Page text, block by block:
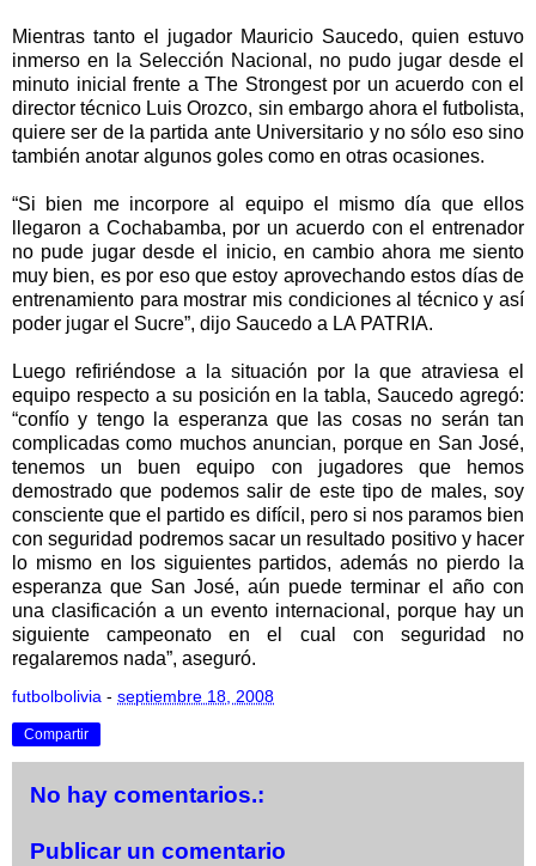
Mientras tanto el jugador Mauricio Saucedo, quien estuvo
inmerso en la Selección Nacional, no pudo jugar desde el
minuto inicial frente a The Strongest por un acuerdo con el
director técnico Luis Orozco, sin embargo ahora el futbolista,
quiere ser de la partida ante Universitario y no sólo eso sino
también anotar algunos goles como en otras ocasiones.
“Si bien me incorpore al equipo el mismo día que ellos
llegaron a Cochabamba, por un acuerdo con el entrenador
no pude jugar desde el inicio, en cambio ahora me siento
muy bien, es por eso que estoy aprovechando estos días de
entrenamiento para mostrar mis condiciones al técnico y así
poder jugar el Sucre”, dijo Saucedo a LA PATRIA.
Luego refiriéndose a la situación por la que atraviesa el
equipo respecto a su posición en la tabla, Saucedo agregó:
“confío y tengo la esperanza que las cosas no serán tan
complicadas como muchos anuncian, porque en San José,
tenemos un buen equipo con jugadores que hemos
demostrado que podemos salir de este tipo de males, soy
consciente que el partido es difícil, pero si nos paramos bien
con seguridad podremos sacar un resultado positivo y hacer
lo mismo en los siguientes partidos, además no pierdo la
esperanza que San José, aún puede terminar el año con
una clasificación a un evento internacional, porque hay un
siguiente campeonato en el cual con seguridad no
regalaremos nada”, aseguró.
futbolbolivia - septiembre 18, 2008
Compartir
No hay comentarios.:
Publicar un comentario